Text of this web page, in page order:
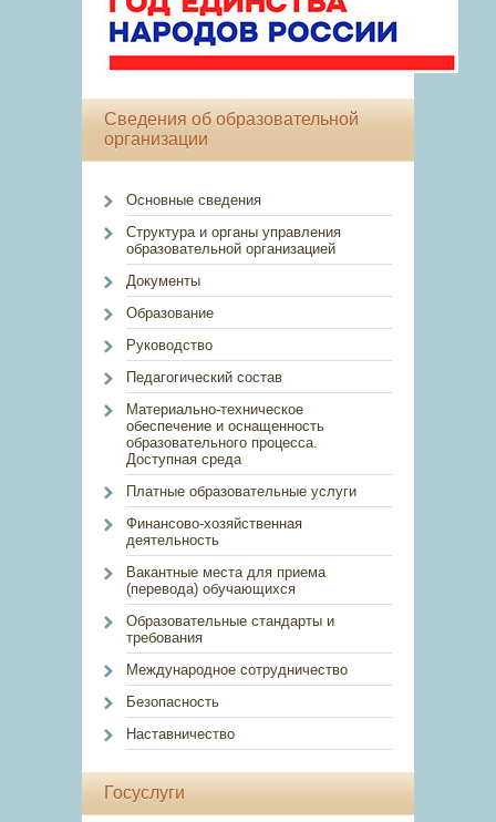
Сведения об образовательной
организации
Основные сведения
Структура и органы управления
образовательной организацией
Документы
Образование
Руководство
Педагогический состав
Материально-техническое
обеспечение и оснащенность
образовательного процесса.
Доступная среда
Платные образовательные услуги
Финансово-хозяйственная
деятельность
Вакантные места для приема
(перевода) обучающихся
Образовательные стандарты и
требования
Международное сотрудничество
Безопасность
Наставничество
Госуслуги